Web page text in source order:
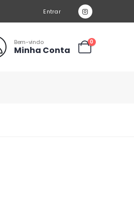
Entrar
Bem-vindo
Minha Conta
0